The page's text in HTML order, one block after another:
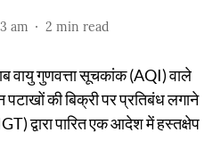
am 2 min read
वायु गुणवत्ता सूचकांक (AQI) वाले
की बिक्री पर प्रतिबंध लगाने
द्वारा पारित एक आदेश में हस्तक्षेप